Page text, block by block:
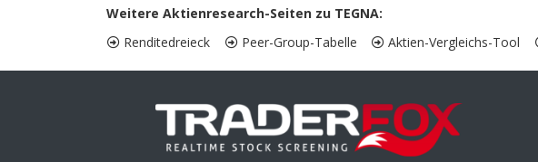
Weitere Aktienresearch-Seiten zu TEGNA:
Renditedreieck
Peer-Group-Tabelle Aktien-Vergleichs-Tool